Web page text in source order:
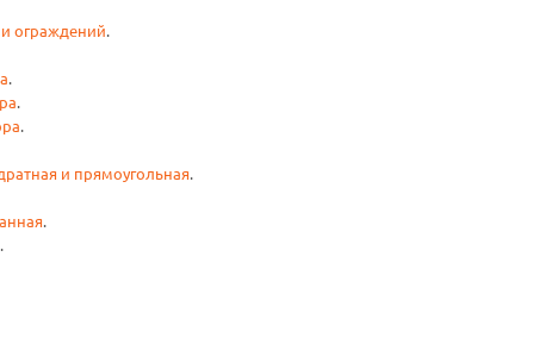
ограждений.
.
.
.
и прямоугольная.
.
.